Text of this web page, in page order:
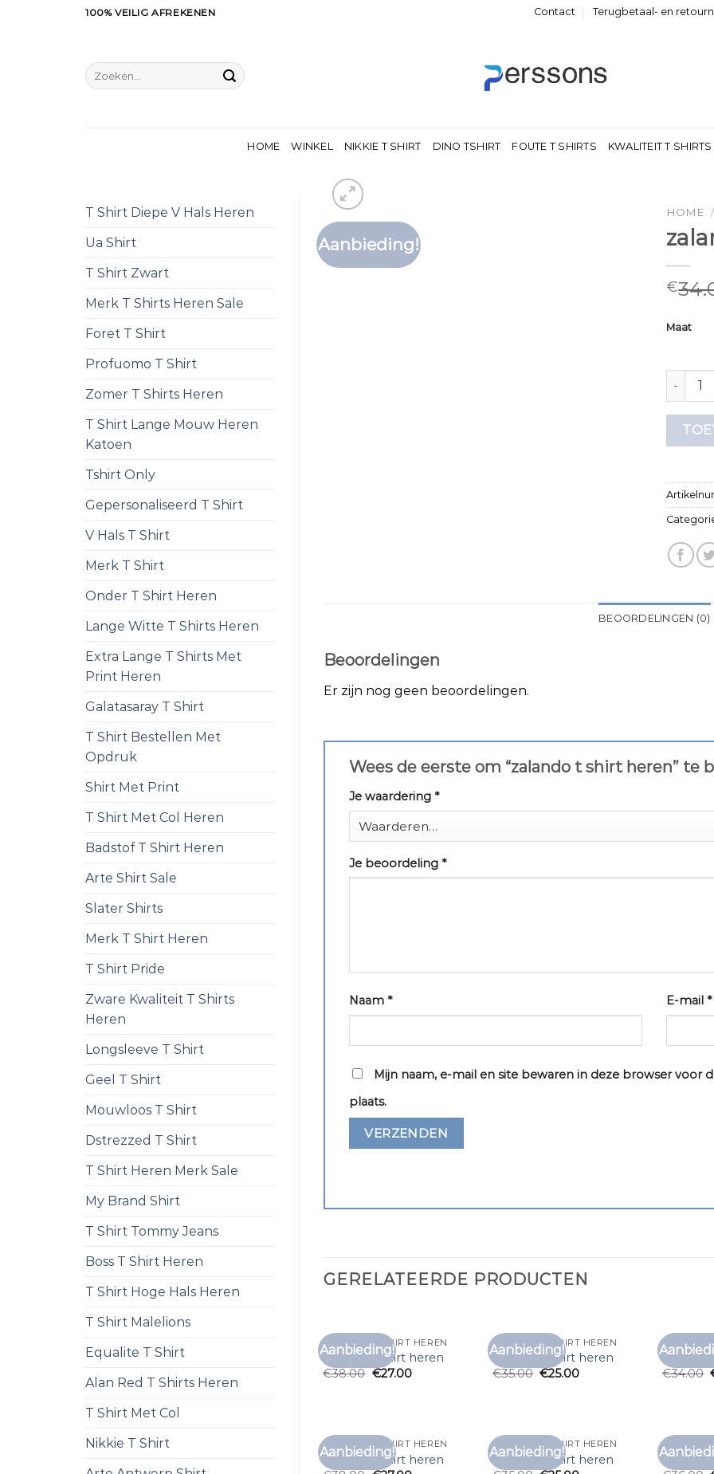
100% VEILIG AFREKENEN Contact Terugbetaal- en
Zoeken
naar:
HOME WINKEL NIKKIE T SHIRT DINO TSHIRT FOUTE T SHIRTS KWALITEIT T SHIRTS
T Shirt Diepe V Hals Heren
Ua Shirt
T Shirt Zwart
Merk T Shirts Heren Sale
Foret T Shirt
Profuomo T Shirt
Zomer T Shirts Heren
T Shirt Lange Mouw Heren
Katoen
Tshirt Only
Gepersonaliseerd T Shirt
V Hals T Shirt
Merk T Shirt
Onder T Shirt Heren
Lange Witte T Shirts Heren
Extra Lange T Shirts Met
Print Heren
Galatasaray T Shirt
T Shirt Bestellen Met
Opdruk
Shirt Met Print
T Shirt Met Col Heren
Badstof T Shirt Heren
Arte Shirt Sale
Slater Shirts
Merk T Shirt Heren
T Shirt Pride
Zware Kwaliteit T Shirts
Heren
Longsleeve T Shirt
Geel T Shirt
Mouwloos T Shirt
Dstrezzed T Shirt
T Shirt Heren Merk Sale
My Brand Shirt
T Shirt Tommy Jeans
Boss T Shirt Heren
T Shirt Hoge Hals Heren
T Shirt Malelions
Equalite T Shirt
Alan Red T Shirts Heren
T Shirt Met Col
Nikkie T Shirt
Aanbieding!
HOME /
€
Maat
BEOORDELINGEN (0)
Beoordelingen
Er zijn nog geen beoordelingen.
Wees de eerste om “zalando t shirt heren” te
Je waardering *
Je beoordeling *
Naam * E-mail*
Mijn naam, e-mail en site bewaren in deze browser voor
plaats.
GERELATEERDE PRODUCTEN
Aanbieding!
Toevoegen
aan
ZALANDO T SHIRT HEREN
zalando t shirt heren
€38.00 €27.00
Aanbieding!
Toevoegen
aan
ZALANDO T SHIRT HEREN
zalando t shirt heren
€35.00 €25.00
ZALANDO
€34.00
Aanbieding!
Toevoegen
aan
ZALANDO T SHIRT HEREN
zalando t shirt heren
Aanbieding!
Toevoegen
aan
ZALANDO T SHIRT HEREN
zalando t shirt heren
ZALANDO